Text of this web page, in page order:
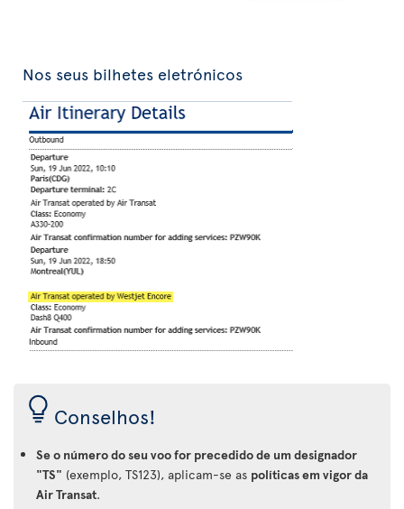
Nos seus bilhetes eletrónicos
Conselhos!
Se o número do seu voo for precedido de um designador
"TS" (exemplo, TS123), aplicam-se as políticas em vigor da
Air Transat.